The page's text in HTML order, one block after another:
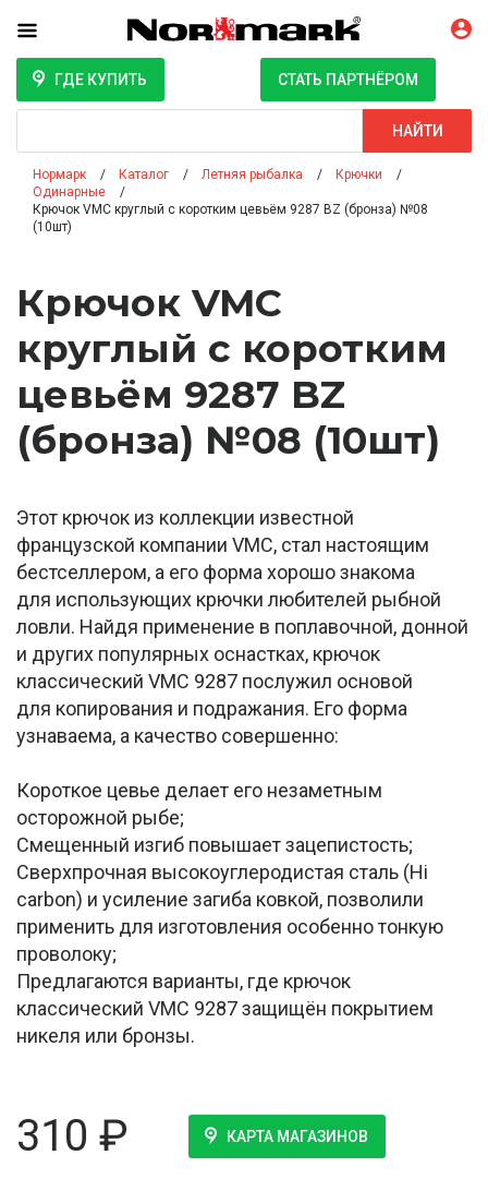
ГДЕ КУПИТЬ СТАТЬ ПАРТНЁРОМ
НАЙТИ
Нормарк Каталог Летняя рыбалка
Крючки
Одинарные
Крючок VMC круглый с коротким цевьём 9287 BZ (бронза) №08
(10шт)
Крючок VMC
круглый с коротким
цевьём 9287 BZ
(бронза) №08 (10шт)
Этот крючок из коллекции известной
французской компании VMC, стал настоящим
бестселлером, а его форма хорошо знакома
для использующих крючки любителей рыбной
ловли. Найдя применение в поплавочной, донной
и других популярных оснастках, крючок
классический VMC 9287 послужил основой
для копирования и подражания. Его форма
узнаваема, а качество совершенно:
Короткое цевье делает его незаметным
осторожной рыбе;
Смещенный изгиб повышает зацепистость;
Сверхпрочная высокоуглеродистая сталь (Hi
carbon) и усиление загиба ковкой, позволили
применить для изготовления особенно тонкую
проволоку;
Предлагаются варианты, где крючок
классический VMC 9287 защищён покрытием
никеля или бронзы.
310 ₽ КАРТА МАГАЗИНОВ